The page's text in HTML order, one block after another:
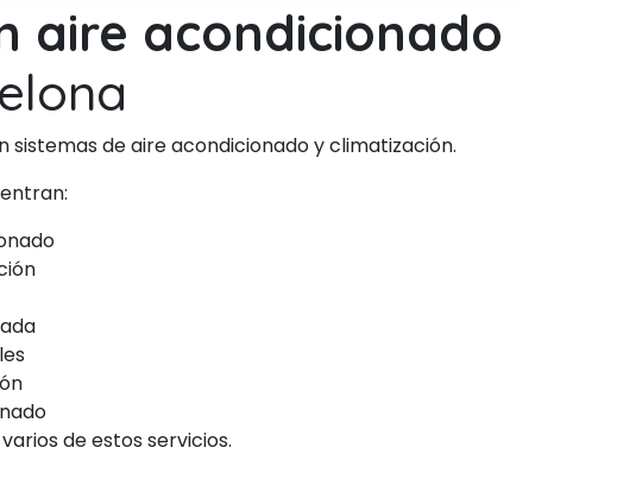
aire acondicionado
de aire acondicionado y climatización.
de estos servicios.